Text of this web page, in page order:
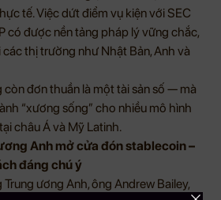
tế. Việc dứt điểm vụ kiện với SEC
có được nền tảng pháp lý vững chắc,
thị trường như Nhật Bản, Anh và
còn đơn thuần là một tài sản số — mà
“xương sống” cho nhiều mô hình
châu Á và Mỹ Latinh.
Anh mở cửa đón stablecoin –
đáng chú ý
ương Anh, ông Andrew Bailey,